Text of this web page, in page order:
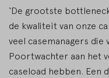
‘De grootste
de kwaliteit van onze
veel casemanagers
Poortwachter aan het
caseload hebben. Een